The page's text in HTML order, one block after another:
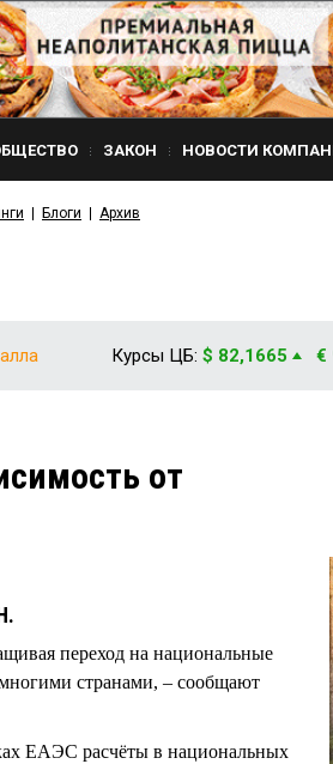
ЗАКОН НОВОСТИ
Блоги Архив
Курсы ЦБ: $ 82,1665 €
от
переход на национальные
странами, – сообщают
ЕАЭС расчёты в национальных